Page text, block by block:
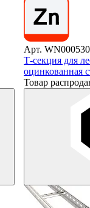
Арт.
Т-секция для
оцинкованная
Товар